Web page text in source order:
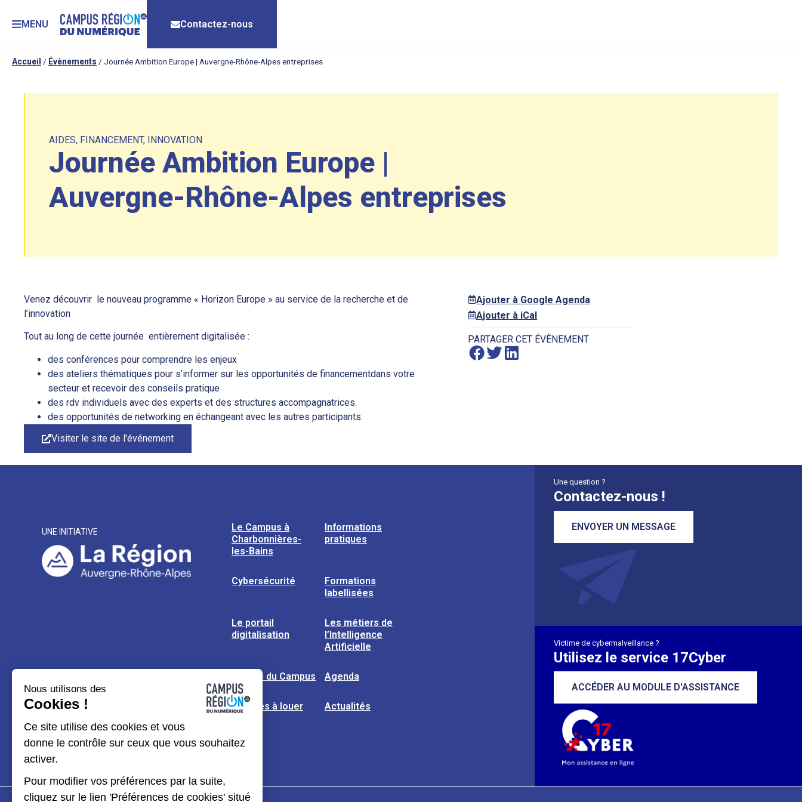
MENU Contactez-nous
Accueil / Évènements / Journée Ambition Europe | Auvergne-Rhône-Alpes entreprises
AIDES, FINANCEMENT, INNOVATION
Journée Ambition Europe |
Auvergne-Rhône-Alpes entreprises
Venez découvrir le nouveau programme « Horizon Europe » au service de la recherche et de
l’innovation
Tout au long de cette journée entièrement digitalisée :
des conférences pour comprendre les enjeux
des ateliers thématiques pour s’informer sur les opportunités de financementdans votre
secteur et recevoir des conseils pratique
des rdv individuels avec des experts et des structures accompagnatrices.
des opportunités de networking en échangeant avec les autres participants.
Visiter le site de l'événement
Ajouter à Google Agenda
Ajouter à iCal
PARTAGER CET ÉVÈNEMENT
UNE INITIATIVE
Le Campus à
Charbonnières-
les-Bains
Informations
pratiques
Cybersécurité
Formations
labellisées
Le portail
digitalisation
Les métiers de
l’Intelligence
Artificielle
L’usine du Campus Agenda
Espaces à louer Actualités
Une question ?
Contactez-nous !
ENVOYER UN MESSAGE
Victime de cybermalveillance ?
Utilisez le service 17Cyber
ACCÉDER AU MODULE D'ASSISTANCE
Nous utilisons des
Cookies !
Ce site utilise des cookies et vous
donne le contrôle sur ceux que vous souhaitez
activer.
Pour modifier vos préférences par la suite,
cliquez sur le lien 'Préférences de cookies' situé